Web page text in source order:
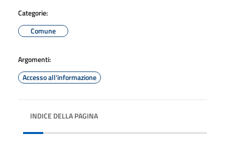
Categorie:
Comune
Argomenti:
Accesso all'informazione
INDICE DELLA PAGINA